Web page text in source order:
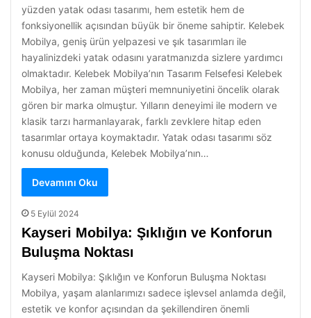
yüzden yatak odası tasarımı, hem estetik hem de
fonksiyonellik açısından büyük bir öneme sahiptir. Kelebek
Mobilya, geniş ürün yelpazesi ve şık tasarımları ile
hayalinizdeki yatak odasını yaratmanızda sizlere yardımcı
olmaktadır. Kelebek Mobilya’nın Tasarım Felsefesi Kelebek
Mobilya, her zaman müşteri memnuniyetini öncelik olarak
gören bir marka olmuştur. Yılların deneyimi ile modern ve
klasik tarzı harmanlayarak, farklı zevklere hitap eden
tasarımlar ortaya koymaktadır. Yatak odası tasarımı söz
konusu olduğunda, Kelebek Mobilya’nın…
Devamını Oku
5 Eylül 2024
Kayseri Mobilya: Şıklığın ve Konforun
Buluşma Noktası
Kayseri Mobilya: Şıklığın ve Konforun Buluşma Noktası
Mobilya, yaşam alanlarımızı sadece işlevsel anlamda değil,
estetik ve konfor açısından da şekillendiren önemli